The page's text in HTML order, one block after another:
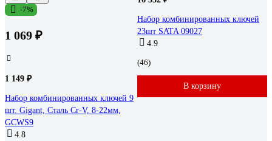
-7%
1 069 ₽
1 149 ₽
Набор комбинированных ключей 9
шт. Gigant, Сталь Cr-V, 8-22мм,
GCWS9
4.8
Набор комбинированных ключей
23шт SATA 09027
4.9
(46)
В корзину